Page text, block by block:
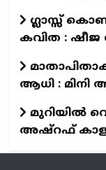
ഗ്ലാസ്സ്
കവിത :
ആധി : മിനി
മുറിയിൽ
അഷ്റഫ്